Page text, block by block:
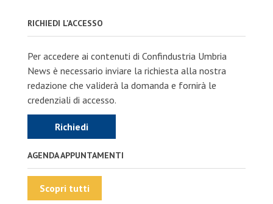
RICHIEDI L'ACCESSO
Per accedere ai contenuti di Confindustria Umbria
News è necessario inviare la richiesta alla nostra
redazione che validerà la domanda e fornirà le
credenziali di accesso.
Richiedi
AGENDA APPUNTAMENTI
Scopri tutti